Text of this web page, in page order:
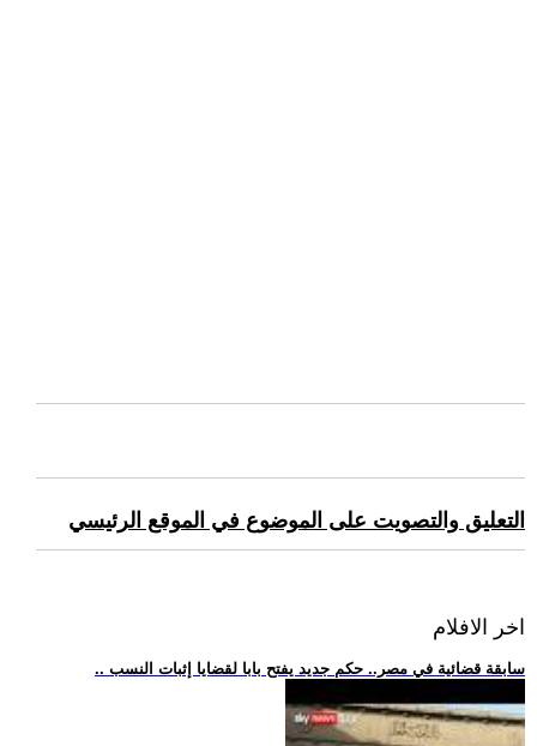
التعليق والتصويت على الموضوع في الموقع الرئيسي
اخر الافلام
.. سابقة قضائية في مصر.. حكم جديد يفتح بابا لقضايا إثبات النسب